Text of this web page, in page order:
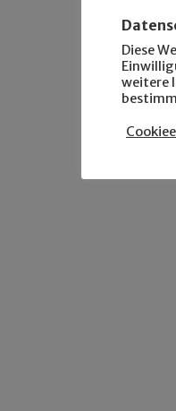
Diese
weitere